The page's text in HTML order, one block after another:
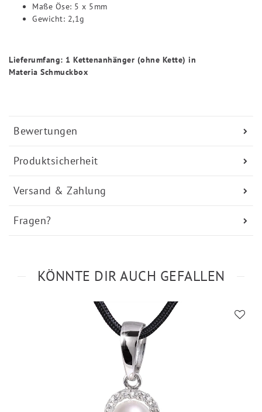
Bewertungen
Produktsicherheit
Versand & Zahlung
Fragen?
Maße Öse: 5 x 5mm
Gewicht: 2,1g
Lieferumfang: 1 Kettenanhänger (ohne Kette) in
Materia Schmuckbox
KÖNNTE DIR AUCH GEFALLEN